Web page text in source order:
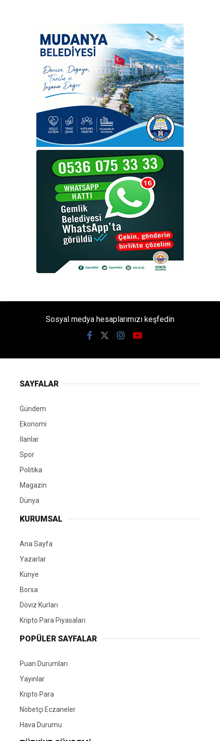
Sosyal medya hesaplarımızı keşfedin
SAYFALAR
Gündem
Ekonomi
İlanlar
Spor
Politika
Magazin
Dünya
KURUMSAL
Ana Sayfa
Yazarlar
Künye
Borsa
Döviz Kurları
Kripto Para Piyasaları
POPÜLER SAYFALAR
Puan Durumları
Yayınlar
Kripto Para
Nöbetçi Eczaneler
Hava Durumu